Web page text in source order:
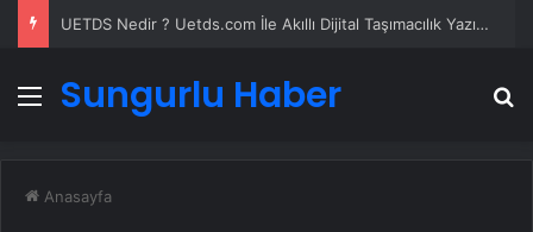
UETDS Nedir ? Uetds.com İle Akıllı Dijital Taşımacılık Yazılımı
Menü
Sungurlu Haber
Anasayfa